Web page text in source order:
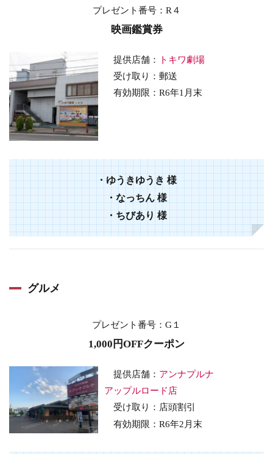
プレゼント番号：R４
映画鑑賞券
提供店舗：
トキワ劇場
受け取り：郵送
有効期限：R6年1月末
・ゆうきゆうき様
・なっちん 様
・ちびあり様
グルメ
プレゼント番号 ：G１
1,000円OFFクーポン
提供店舗： アンナプルナ
アップルロード店
受け取り：店頭割引
有効期限：R6年2 月末